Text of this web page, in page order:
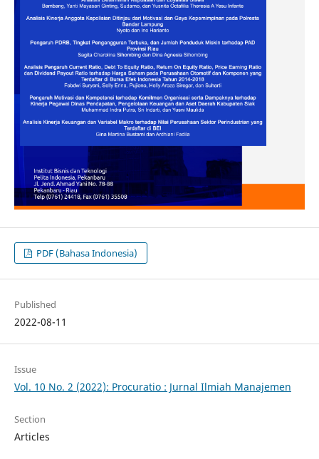
PDF (Bahasa Indonesia)
Published
2022-08-11
Issue
Vol. 10 No. 2 (2022): Procuratio : Jurnal Ilmiah Manajemen
Section
Articles